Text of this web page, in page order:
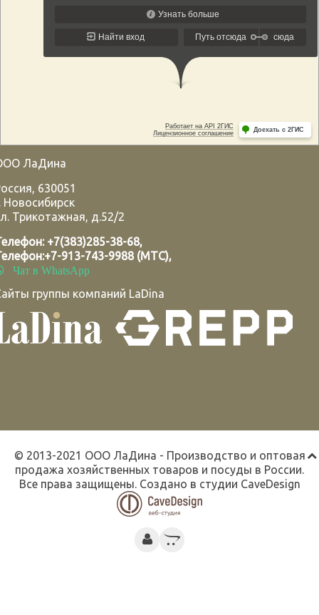
ЛаДина
, 630051
Новосибирск
Трикотажная, д.52/2
+7(383)285-38-68,
+7-913-743-9988 (МТС),
Чат в WhatsApp
группы компаний LaDina
© 2013-2021 ООО ЛаДина - Производство и оптовая
продажа хозяйственных товаров и посуды в России.
Все права защищены. Создано в студии CaveDesign